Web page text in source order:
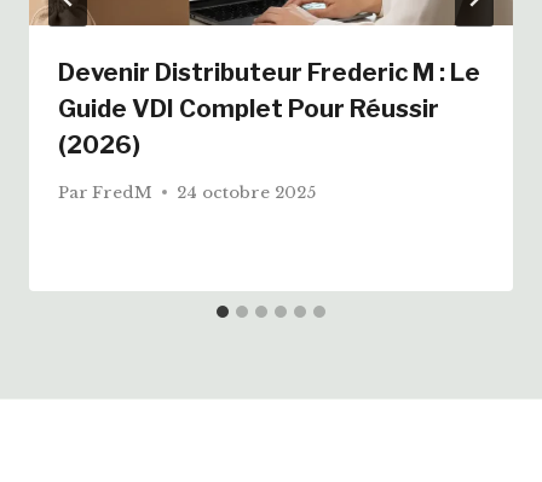
Devenir Distributeur Frederic M : Le
Guide VDI Complet Pour Réussir
(2026)
Par FredM 24 octobre 2025